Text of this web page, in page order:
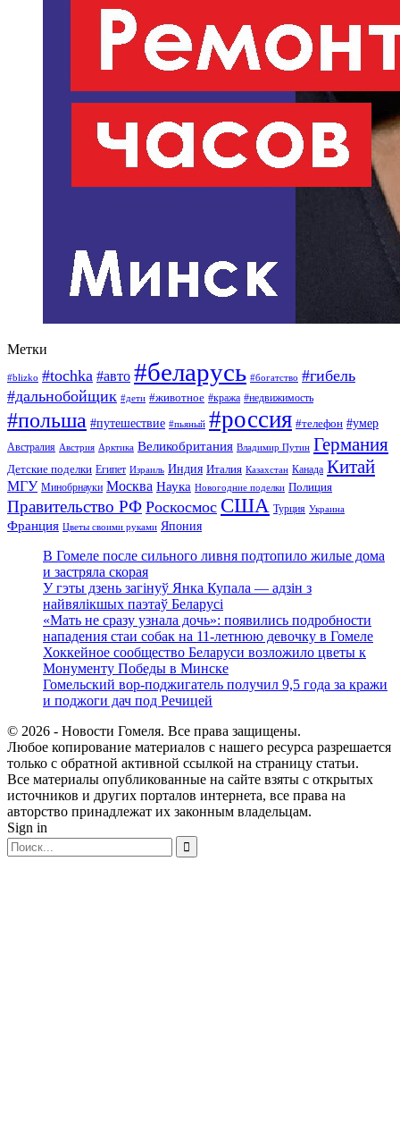
Метки
#blizko #tochka #авто #беларусь #богатство #гибель
#дальнобойщик #дети #животное #кража #недвижимость
#польша #путешествие #пьяный #россия #телефон #умер
Австралия Австрия Арктика Великобритания Владимир Путин Германия
Детские поделки Египет Израиль Индия Италия Казахстан Канада Китай
МГУ Минобрнауки Москва Наука Новогодние поделки Полиция
Правительство РФ Роскосмос США Турция Украина
Франция Цветы своими руками Япония
В Гомеле после сильного ливня подтопило жилые дома
и застряла скорая
У гэты дзень загінуў Янка Купала — адзін з
найвялікшых паэтаў Беларусі
«Мать не сразу узнала дочь»: появились подробности
нападения стаи собак на 11-летнюю девочку в Гомеле
Хоккейное сообщество Беларуси возложило цветы к
Монументу Победы в Минске
Гомельский вор-поджигатель получил 9,5 года за кражи
и поджоги дач под Речицей
© 2026 - Новости Гомеля. Все права защищены.
Любое копирование материалов с нашего ресурса разрешается
только с обратной активной ссылкой на страницу статьи.
Все материалы опубликованные на сайте взяты с открытых
источников и других порталов интернета, все права на
авторство принадлежат их законным владельцам.
Sign in